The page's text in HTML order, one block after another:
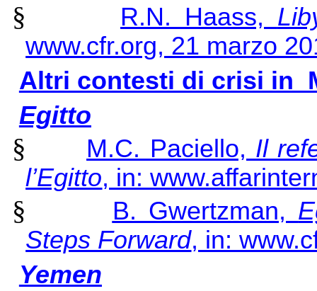
§ R.N. Haass,
www.cfr.org, 21 marzo
Altri contesti di crisi in
Egitto
§ M.C. Paciello, Il
l’Egitto, in:
§ B. Gwertzman,
Steps Forward, in:
Yemen